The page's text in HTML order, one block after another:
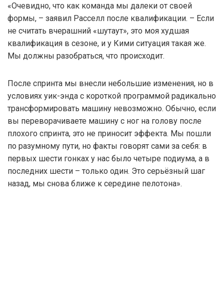
«Очевидно, что как команда мы далеки от своей
формы, – заявил Расселл после квалификации. – Если
не считать вчерашний «шутаут», это моя худшая
квалификация в сезоне, и у Кими ситуация такая же.
Мы должны разобраться, что происходит.
После спринта мы внесли небольшие изменения, но в
условиях уик-энда с короткой программой радикально
трансформировать машину невозможно. Обычно, если
вы переворачиваете машину с ног на голову после
плохого спринта, это не приносит эффекта. Мы пошли
по разумному пути, но факты говорят сами за себя: в
первых шести гонках у нас было четыре подиума, а в
последних шести – только один. Это серьёзный шаг
назад, мы снова ближе к середине пелотона».